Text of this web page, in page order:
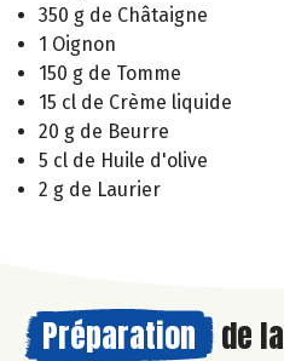
350 g de Châtaigne
1 Oignon
150 g de Tomme
15 cl de Crème liquide
20 g de Beurre
5 cl de Huile d'olive
2 g de Laurier
Préparation de la